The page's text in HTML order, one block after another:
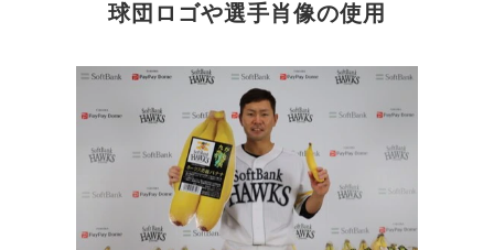
球団ロゴや選手肖像の使用